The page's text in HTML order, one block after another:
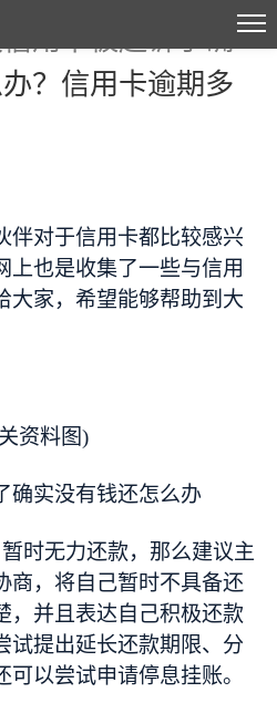
用卡被起诉了确
？信用卡逾期多
伴对于信用卡都比较感兴
上也是收集了一些与信用
大家，希望能够帮助到大
资料图)
确实没有钱还怎么办
时无力还款，那么建议主
商，将自己暂时不具备还
，并且表达自己积极还款
试提出延长还款期限、分
以尝试申请停息挂账。